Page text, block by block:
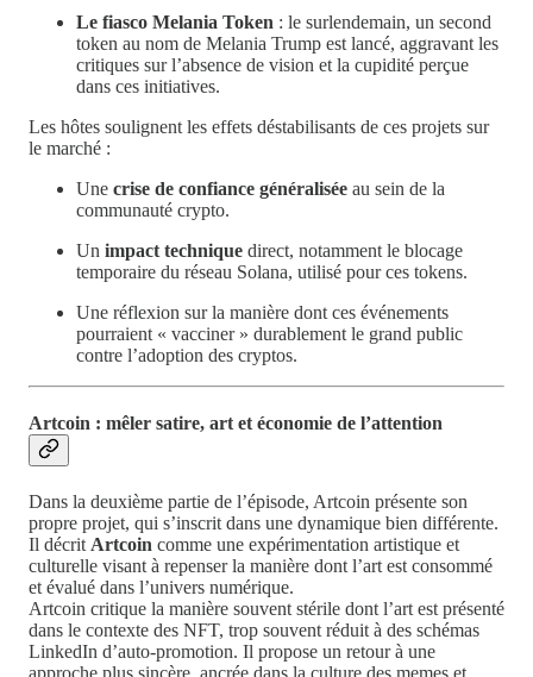
Le fiasco Melania Token : le surlendemain, un second
token au nom de Melania Trump est lancé, aggravant les
critiques sur l’absence de vision et la cupidité perçue
dans ces initiatives.
Les hôtes soulignent les effets déstabilisants de ces projets sur
le marché :
Une crise de confiance généralisée au sein de la
communauté crypto.
Un impact technique direct, notamment le blocage
temporaire du réseau Solana, utilisé pour ces tokens.
Une réflexion sur la manière dont ces événements
pourraient « vacciner » durablement le grand public
contre l’adoption des cryptos.
Artcoin : mêler satire, art et économie de l’attention
Dans la deuxième partie de l’épisode, Artcoin présente son
propre projet, qui s’inscrit dans une dynamique bien différente.
Il décrit Artcoin comme une expérimentation artistique et
culturelle visant à repenser la manière dont l’art est consommé
et évalué dans l’univers numérique.
Artcoin critique la manière souvent stérile dont l’art est présenté
dans le contexte des NFT, trop souvent réduit à des schémas
LinkedIn d’auto-promotion. Il propose un retour à une